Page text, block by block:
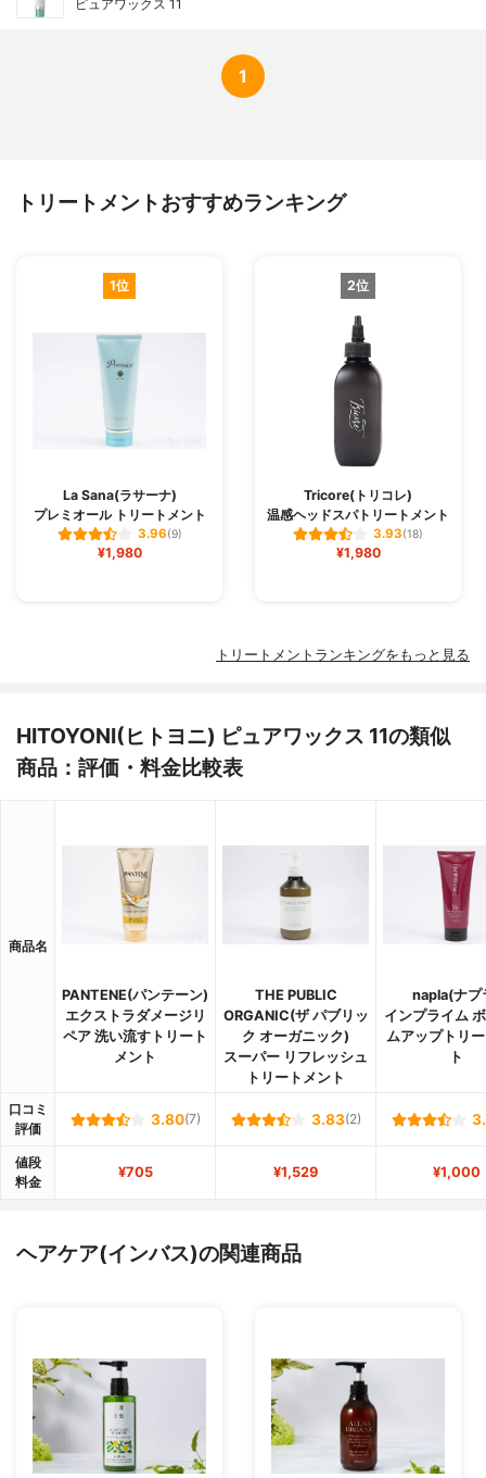
ピュアワックス 11
1
トリートメントおすすめランキング
1位
La Sana(ラサーナ)
プレミオール トリートメント
3.96(9)
¥1,980
2位
Tricore(トリコレ)
温感ヘッドスパトリートメント
3.93(18)
¥1,980
トリートメントランキングをもっと見る
HITOYONI(ヒトヨニ) ピュアワックス 11の類似
商品：評価・料金比較表
商品名
PANTENE(パンテーン)
エクストラダメージリ
ペア 洗い流すトリート
メント
THE PUBLIC
ORGANIC(ザ パブリッ
ク オーガニック)
スーパー リフレッシュ
トリートメント
napla(ナプ
インプライム
ムアップトリ
ト
口コミ
評価
3.80(7) 3.83(2)
値段
料金
¥705 ¥1,529 ¥1,000
ヘアケア(インバス)の関連商品